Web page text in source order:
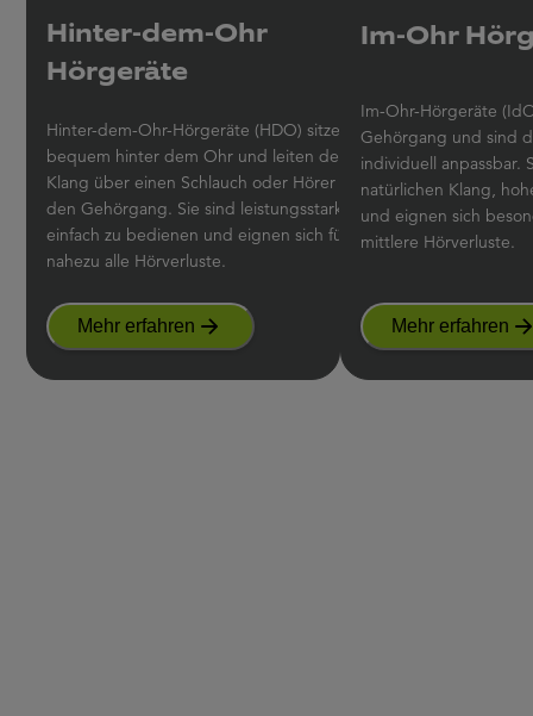
Hinter-dem-Ohr
Hörgeräte
Hinter-dem-Ohr-Hörgeräte (HDO) sitzen
bequem hinter dem Ohr und leiten den
Klang über einen Schlauch oder Hörer in
den Gehörgang. Sie sind leistungsstark,
einfach zu bedienen und eignen sich für
nahezu alle Hörverluste.
Mehr erfahren
Im-Ohr
Im-Ohr-Hörgeräte
Gehörgang und sind
individuell anpassbar.
natürlichen Klang,
und eignen sich
mittlere Hörverluste.
Mehr erfahren